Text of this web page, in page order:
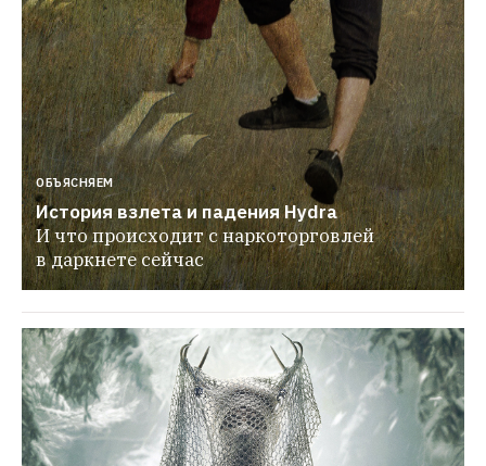
ОБЪЯСНЯЕМ
История взлета и падения Hydra
И что происходит с наркоторговлей
в даркнете сейчас